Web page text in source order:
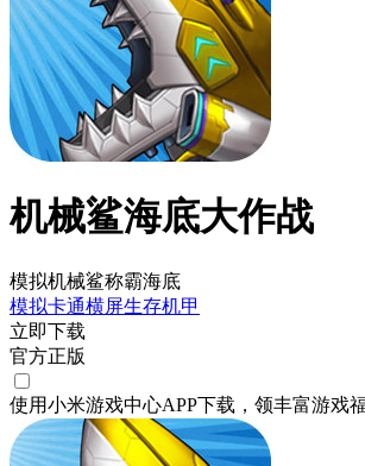
机械鲨海底大作战
模拟机械鲨称霸海底
模拟卡通横屏生存机甲
立即下载
官方正版
使用小米游戏中心APP下载 ，领丰富游戏